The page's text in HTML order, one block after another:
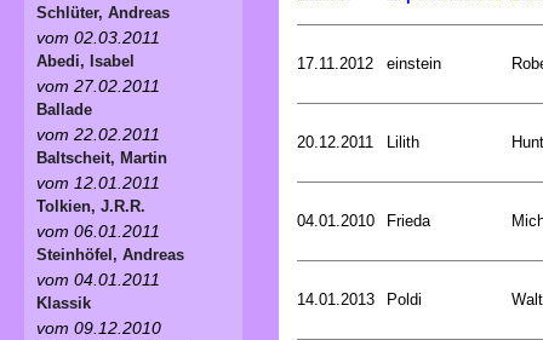
17.11.2012 einstein
20.12.2011 Lilith
04.01.2010 Frieda
14.01.2013 Poldi
Schlüter, Andreas
vom 02.03.2011
Abedi, Isabel
vom 27.02.2011
Ballade
vom 22.02.2011
Baltscheit, Martin
vom 12.01.2011
Tolkien, J.R.R.
vom 06.01.2011
Steinhöfel, Andreas
vom 04.01.2011
Klassik
vom 09.12.2010